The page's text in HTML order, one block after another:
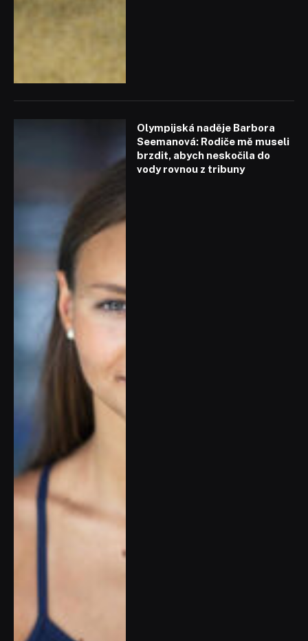
Olympijská naděje Barbora
Seemanová: Rodiče mě museli
brzdit, abych neskočila do
vody rovnou z tribuny